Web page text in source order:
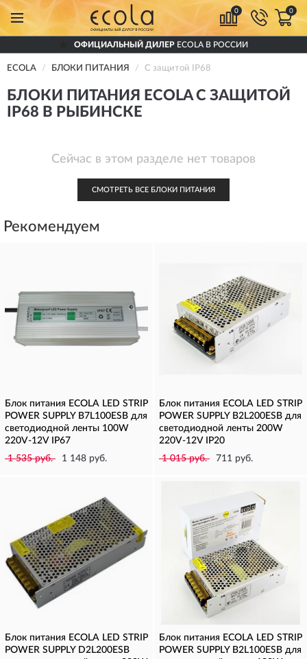
0 0
ОФИЦИАЛЬНЫЙ ДИЛЕРECOLA В РОССИИ
ECOLA БЛОКИ ПИТАНИЯ С защитой IP68
БЛОКИ ПИТАНИЯ ECOLA С ЗАЩИТОЙ
IP68 В РЫБИНСКЕ
Сейчас в этом разделе нет товаров
СМОТРЕТЬ ВСЕ БЛОКИ ПИТАНИЯ
Рекомендуем
Блок питания ECOLA LED STRIP
POWER SUPPLY B7L100ESB для
светодиодной ленты 100W
220V-12V IP67
1 535 руб.
1 148 руб.
Блок питания ECOLA LED STRIP
POWER SUPPLY B2L200ESB для
светодиодной ленты 200W
220V-12V IP20
1 015 руб.
711 руб.
Блок питания ECOLA LED STRIP
POWER SUPPLY D2L200ESB
Блок питания ECOLA LED STRIP
POWER SUPPLY B2L100ESB для